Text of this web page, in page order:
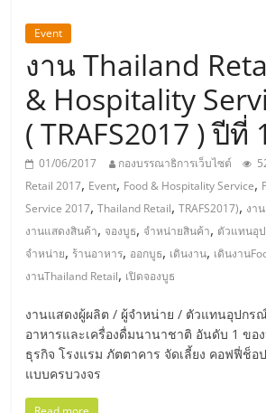
ธุรกิจ
เอ
ส
เอ็
มอี
ไทย,
SMEs,
แฟ
Event
งาน Thailand
& Hospitality
( TRAFS2017 ) ปีที่
01/06/2017 กองบรรณาธิการเว็บไซต์
Retail 2017, Event, Food & Hospitality Service,
Service 2017,Thailand Retail,TRAFS2017), งา
งานแสดงสินค้า, จองบูธ, จำหน่ายสินค้า, ตัวแทนอุ
จำหน่าย, ร้านอาหาร, ออกบูธ, เดินงาน, เดินงาน
งานThailand Retail, เปิดจองบูธ
งานแสดงผู้ผลิต / ผู้จำหน่าย / ตัวแทนอุปกร
อาหารและเครื่องดื่มนานาชาติ อันดับ 1 ขอ
ธุรกิจ โรงแรม ภัตตาคาร จัดเลี้ยง คอฟฟี่ช็อป
แบบครบวงจร